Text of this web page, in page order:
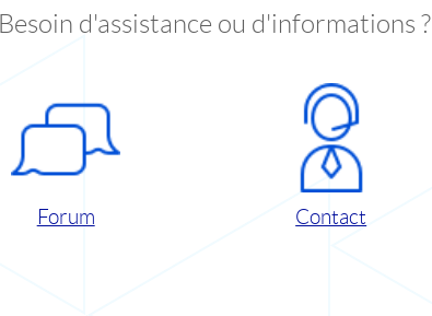
Besoin d'assistance ou d'informations ?
Forum Contact